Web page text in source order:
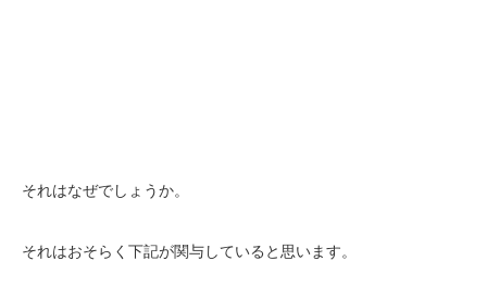
それはなぜでしょうか。
それはおそらく下記が関与していると思います。